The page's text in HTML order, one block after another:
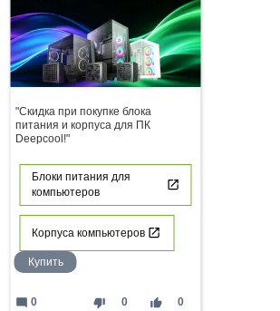
"Скидка при покупке блока
питания и корпуса для ПК
Deepcool!"
Блоки питания для
компьютеров
Корпуса компьютеров
Купить
thumb_down 0 thumb_up 0
mode_comment 0